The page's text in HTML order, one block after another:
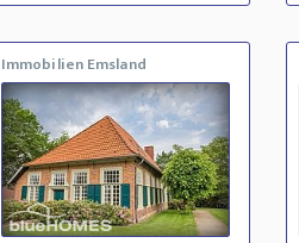
Immobilien Emsland